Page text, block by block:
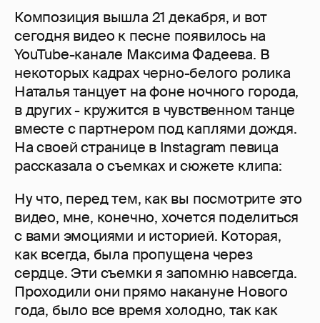
Композиция вышла 21 декабря, и вот
сегодня видео к песне появилось на
YouTube-канале Максима Фадеева. В
некоторых кадрах черно-белого ролика
Наталья танцует на фоне ночного города,
в других - кружится в чувственном танце
вместе с партнером под каплями дождя.
На своей странице в Instagram певица
рассказала о съемках и сюжете клипа:
Ну что, перед тем, как вы посмотрите это
видео, мне, конечно, хочется поделиться
с вами эмоциями и историей. Которая,
как всегда, была пропущена через
сердце. Эти съемки я запомню навсегда.
Проходили они прямо накануне Нового
года, было все время холодно, так как